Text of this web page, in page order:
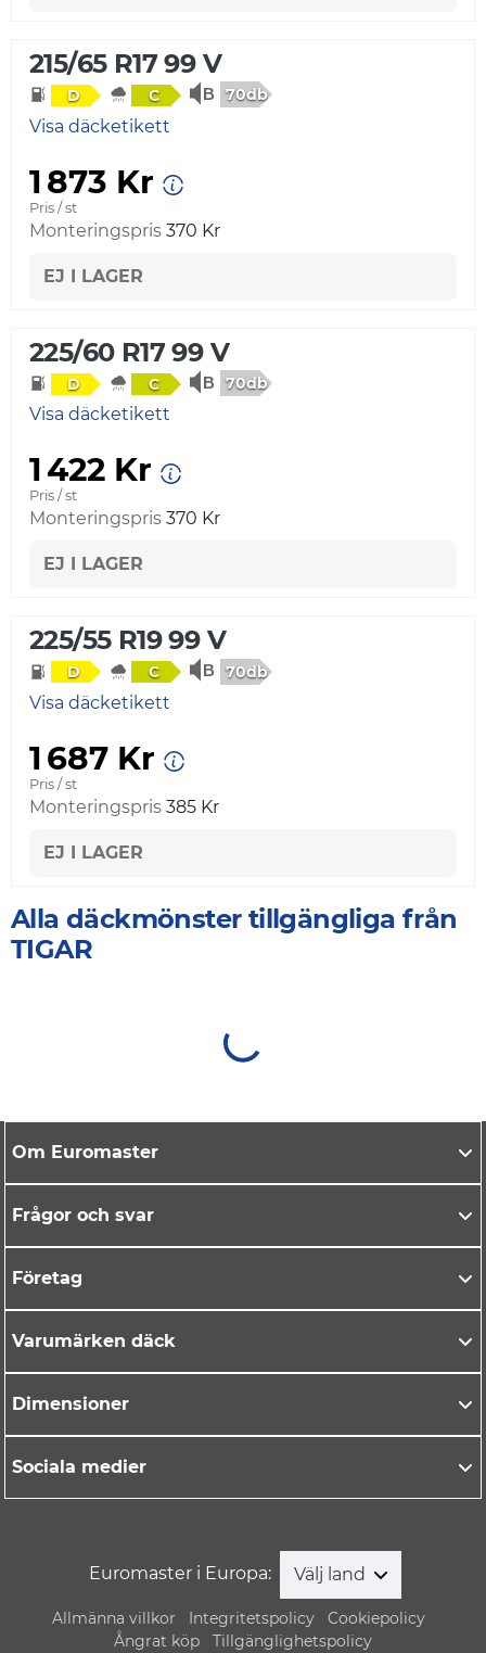
215/65 R17 99 V
D C 70db
Visa däcketikett
1 873 Kr
Pris / st
Monteringspris 370 Kr
EJ I LAGER
225/60 R17 99 V
D C 70db
Visa däcketikett
1 422 Kr
Pris / st
Monteringspris 370 Kr
EJ I LAGER
225/55 R19 99 V
D C 70db
Visa däcketikett
1 687 Kr
Pris / st
Monteringspris 385 Kr
EJ I LAGER
Alla däckmönster tillgängliga från
TIGAR
Om Euromaster
Frågor och svar
Företag
Varumärken däck
Dimensioner
Sociala medier
Euromaster i Europa: Välj land
Allmänna villkor Integritetspolicy
Cookiepolicy
Ångrat köp
Tillgänglighetspolicy